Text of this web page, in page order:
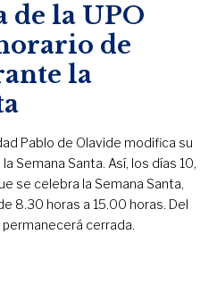
de la UPO
de
la
Pablo de Olavide modifica su
Semana Santa. Así, los días 10,
se celebra la Semana Santa,
8.30 horas a 15.00 horas. Del
permanecerá cerrada.